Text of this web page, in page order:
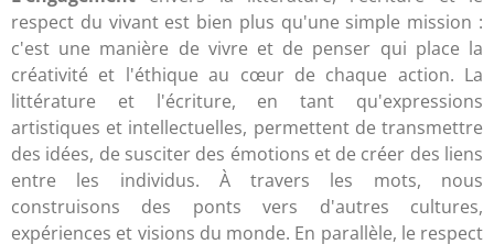
respect du vivant est bien plus qu'une simple mission :
c'est une manière de vivre et de penser qui place la
créativité et l'éthique au cœur de chaque action. La
littérature et l'écriture, en tant qu'expressions
artistiques et intellectuelles, permettent de transmettre
des idées, de susciter des émotions et de créer des liens
entre les individus. À travers les mots, nous
construisons des ponts vers d'autres cultures,
expériences et visions du monde. En parallèle, le respect